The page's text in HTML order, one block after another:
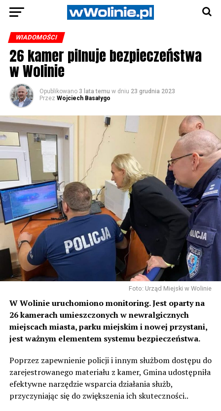
WIADOMOŚCI
26 kamer pilnuje bezpieczeństwa
w Wolinie
Opublikowano 3 lata temu w dniu 23 grudnia 2023
Przez Wojciech Basałygo
Foto: Urząd Miejski w Wolinie
W Wolinie uruchomiono monitoring. Jest oparty na
26 kamerachumieszczonych w newralgicznych
miejscach miasta, parku miejskim i nowej przystani,
jest ważnym elementem systemu bezpieczeństwa.
Poprzez zapewnienie policji i innym służbom dostępu do
zarejestrowanego materiału z kamer, Gmina udostępniła
efektywne narzędzie wsparcia działania służb,
przyczyniając się do zwiększenia ich skuteczności..